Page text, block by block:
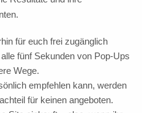
für euch frei zugänglich
fünf Sekunden von Pop-Ups
Wege.
empfehlen kann, werden
für keinen angeboten.